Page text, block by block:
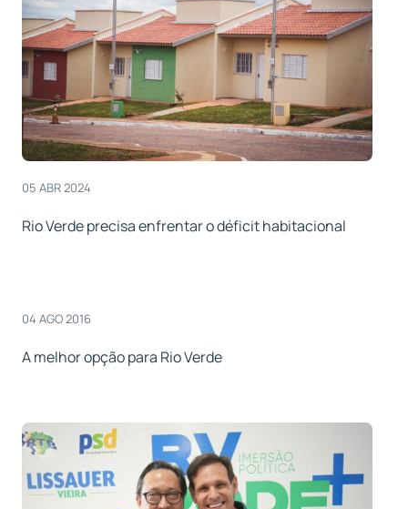
05 ABR 2024
Rio Verde precisa enfrentar o déficit habitacional
04 AGO 2016
A melhor opção para Rio Verde